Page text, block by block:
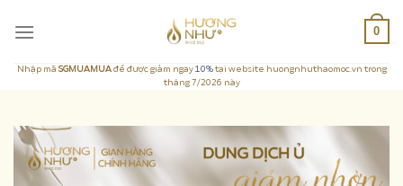
0
Nhập mã SGMUAMUAđể được giảm ngay 10%tại website huongnhuthaomoc.vn trong
tháng 7/2026 này